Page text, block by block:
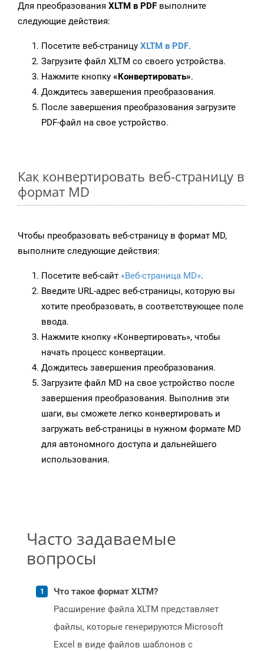
Для преобразования XLTM в PDF выполните
следующие действия:
Посетите веб-страницу XLTM в PDF.
Загрузите файл XLTM со своего устройства.
Нажмите кнопку «Конвертировать».
Дождитесь завершения преобразования.
После завершения преобразования загрузите
PDF-файл на свое устройство.
Как конвертировать веб-страницу в
формат MD
Чтобы преобразовать веб-страницу в формат MD,
выполните следующие действия:
Посетите веб-сайт «Веб-страница MD».
Введите URL-адрес веб-страницы, которую вы
хотите преобразовать, в соответствующее поле
ввода.
Нажмите кнопку «Конвертировать», чтобы
начать процесс конвертации.
Дождитесь завершения преобразования.
Загрузите файл MD на свое устройство после
завершения преобразования. Выполнив эти
шаги, вы сможете легко конвертировать и
загружать веб-страницы в нужном формате MD
для автономного доступа и дальнейшего
использования.
Часто задаваемые
вопросы
Что такое формат XLTM?
Расширение файла XLTM представляет
файлы, которые генерируются Microsoft
Excel в виде файлов шаблонов с